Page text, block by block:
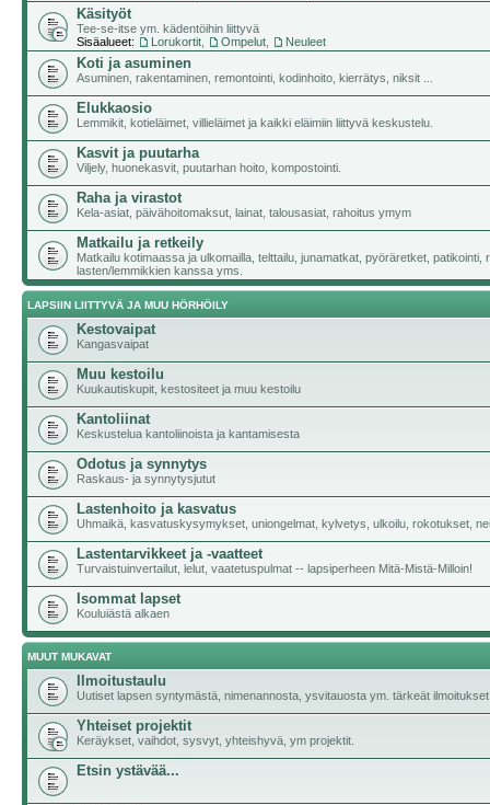
Käsityöt
Tee-se-itse ym. kädentöihin liittyvä
Sisäalueet:
Lorukortit Ompelut Neuleet
Koti ja asuminen
Asuminen, rakentaminen, remontointi, kodinhoito, kierrätys, niksit ...
Elukkaosio
Lemmikit, kotieläimet, villieläimet ja kaikki eläimiin liittyvä keskustelu.
Kasvit ja puutarha
Viljely, huonekasvit, puutarhan hoito, kompostointi.
Raha ja virastot
Kela-asiat, päivähoitomaksut, lainat, talousasiat, rahoitus ymym
Matkailu ja retkeily
Matkailu kotimaassa ja ulkomailla, telttailu, junamatkat, pyöräretket, patikointi,
lasten/lemmikkien kanssa yms.
LAPSIIN LIITTYVÄ JA MUU HÖRHÖILY
Kestovaipat
Kangasvaipat
Muu kestoilu
Kuukautiskupit, kestositeet ja muu kestoilu
Kantoliinat
Keskustelua kantoliinoista ja kantamisesta
Odotus ja synnytys
Raskaus- ja synnytysjutut
Lastenhoito ja kasvatus
Uhmaikä, kasvatuskysymykset, uniongelmat, kylvetys, ulkoilu, rokotukset,
Lastentarvikkeet ja -vaatteet
Turvaistuinvertailut, lelut, vaatetuspulmat -- lapsiperheen Mitä-Mistä-Milloin!
Isommat lapset
Kouluiästä alkaen
MUUT MUKAVAT
Ilmoitustaulu
Uutiset lapsen syntymästä, nimenannosta, ysvitauosta ym. tärkeät ilmoitukset
Yhteiset projektit
Keräykset, vaihdot, sysvyt, yhteishyvä, ym projektit.
Etsin ystävää...